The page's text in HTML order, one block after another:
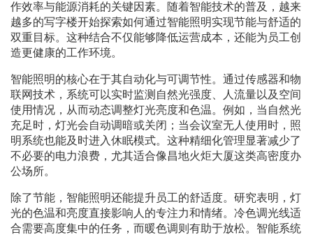
作效率与能源消耗的关键因素。随着智能技术的普及，越来
越多的写字楼开始探索如何通过智能照明实现节能与舒适的
双重目标。这种结合不仅能够降低运营成本，还能为员工创
造更健康的工作环境。
智能照明的核心在于其自动化与可调节性。通过传感器和物
联网技术，系统可以实时监测自然光强度、人流量以及空间
使用情况，从而动态调整灯光亮度和色温。例如，当自然光
充足时，灯光会自动调暗或关闭；当会议室无人使用时，照
明系统也能及时进入休眠模式。这种精细化管理显著减少了
不必要的电力浪费，尤其适合像昌地火炬大厦这类高密度办
公场所。
除了节能，智能照明还能提升员工的舒适度。研究表明，灯
光的色温和亮度直接影响人的专注力和情绪。冷色调光线适
合需要高度集中的任务，而暖色调则有助于放松。智能系统